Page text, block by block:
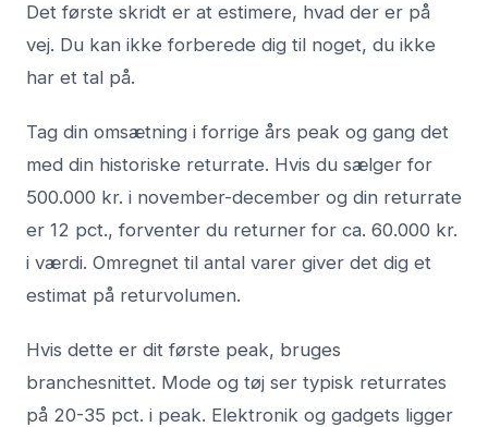
Det første skridt er at estimere, hvad der er på
vej. Du kan ikke forberede dig til noget, du ikke
har et tal på.
Tag din omsætning i forrige års peak og gang det
med din historiske returrate. Hvis du sælger for
500.000 kr. i november-december og din returrate
er 12 pct., forventer du returner for ca. 60.000 kr.
i værdi. Omregnet til antal varer giver det dig et
estimat på returvolumen.
Hvis dette er dit første peak, bruges
branchesnittet. Mode og tøj ser typisk returrates
på 20-35 pct. i peak. Elektronik og gadgets ligger